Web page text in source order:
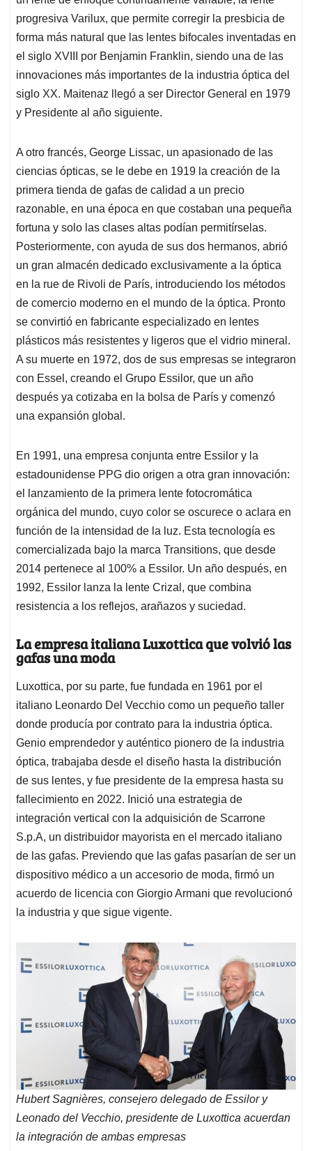
progresiva Varilux, que permite corregir la presbicia de
forma más natural que las lentes bifocales inventadas en
el siglo XVIII por Benjamin Franklin, siendo una de las
innovaciones más importantes de la industria óptica del
siglo XX. Maitenaz llegó a ser Director General en 1979
y Presidente al año siguiente.
A otro francés, George Lissac, un apasionado de las
ciencias ópticas, se le debe en 1919 la creación de la
primera tienda de gafas de calidad a un precio
razonable, en una época en que costaban una pequeña
fortuna y solo las clases altas podían permitírselas.
Posteriormente, con ayuda de sus dos hermanos, abrió
un gran almacén dedicado exclusivamente a la óptica
en la rue de Rivoli de París, introduciendo los métodos
de comercio moderno en el mundo de la óptica. Pronto
se convirtió en fabricante especializado en lentes
plásticos más resistentes y ligeros que el vidrio mineral.
A su muerte en 1972, dos de sus empresas se integraron
con Essel, creando el Grupo Essilor, que un año
después ya cotizaba en la bolsa de París y comenzó
una expansión global.
En 1991, una empresa conjunta entre Essilor y la
estadounidense PPG dio origen a otra gran innovación:
el lanzamiento de la primera lente fotocromática
orgánica del mundo, cuyo color se oscurece o aclara en
función de la intensidad de la luz. Esta tecnología es
comercializada bajo la marca Transitions, que desde
2014 pertenece al 100% a Essilor. Un año después, en
1992, Essilor lanza la lente Crizal, que combina
resistencia a los reflejos, arañazos y suciedad.
La empresa italiana Luxottica que volvió las
gafas una moda
Luxottica, por su parte, fue fundada en 1961 por el
italiano Leonardo Del Vecchio como un pequeño taller
donde producía por contrato para la industria óptica.
Genio emprendedor y auténtico pionero de la industria
óptica, trabajaba desde el diseño hasta la distribución
de sus lentes, y fue presidente de la empresa hasta su
fallecimiento en 2022. Inició una estrategia de
integración vertical con la adquisición de Scarrone
S.p.A, un distribuidor mayorista en el mercado italiano
de las gafas. Previendo que las gafas pasarían de ser un
dispositivo médico a un accesorio de moda, firmó un
acuerdo de licencia con Giorgio Armani que revolucionó
la industria y que sigue vigente.
Hubert Sagnières, consejero delegado de Essilor y
Leonado del Vecchio, presidente de Luxottica acuerdan
la integración de ambas empresas